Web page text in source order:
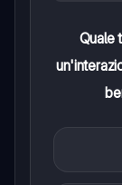
Quale